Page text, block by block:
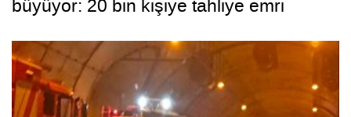
büyüyor: 20 bin kişiye tahliye emri